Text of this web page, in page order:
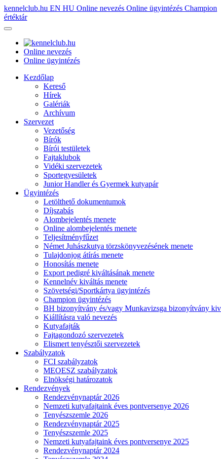
kennelclub.hu EN HU Online nevezés Online ügyintézés Champion
értéktár
Online nevezés
Online ügyintézés
Kezdőlap
Kereső
Hírek
Galériák
Archívum
Szervezet
Vezetőség
Bírók
Bírói testületek
Fajtaklubok
Vidéki szervezetek
Sportegyesületek
Junior Handler és Gyermek kutyapár
Ügyintézés
Letölthető dokumentumok
Díjszabás
Alombejelentés menete
Online alombejelentés menete
Teljesítményfűzet
Német Juhászkutya törzskönyvezésének menete
Tulajdonjog átírás menete
Honosítás menete
Export pedigré kiváltásának menete
Kennelnév kiváltás menete
Szövetségi/Sportkártya ügyintézés
Champion ügyintézés
BH bizonyítvány és/vagy Munkavizsga bizonyítvány
Kiállításra való nevezés
Kutyafajták
Fajtagondozó szervezetek
Elismert tenyésztői szervezetek
Szabályzatok
FCI szabályzatok
MEOESZ szabályzatok
Elnökségi határozatok
Rendezvények
Rendezvénynaptár 2026
Nemzeti kutyafajtaink éves pontversenye 2026
Tenyészszemle 2026
Rendezvénynaptár 2025
Tenyészszemle 2025
Nemzeti kutyafajtaink éves pontversenye 2025
Rendezvénynaptár 2024